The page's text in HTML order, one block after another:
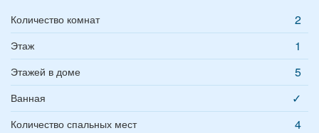
Количество комнат 2
Этаж 1
Этажей в доме 5
Ванная ✓
Количество спальных мест
4